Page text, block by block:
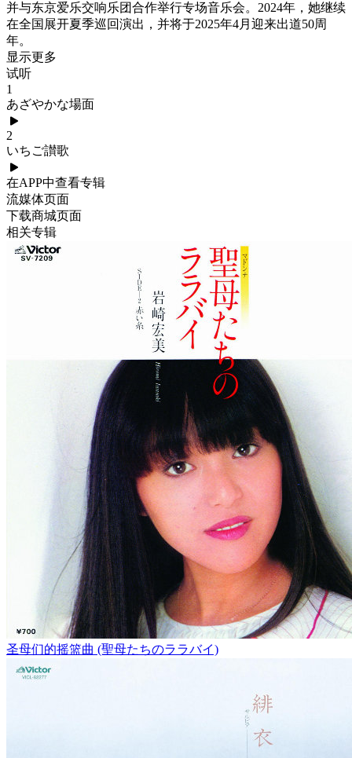
并与东京爱乐交响乐团合作举行专场音乐会。2024年，她继续
在全国展开夏季巡回演出，并将于2025年4月迎来出道50周
年。
显示更多
试听
1
あざやかな場面
2
いちご讃歌
在APP中查看专辑
流媒体页面
下载商城页面
相关专辑
圣母们的摇篮曲 (聖母たちのララバイ)